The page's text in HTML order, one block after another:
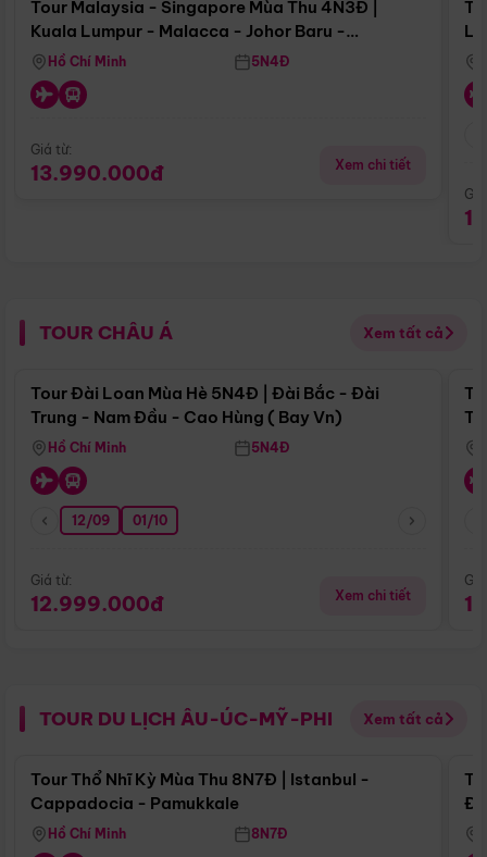
Tour Malaysia - Singapore Mùa Thu 4N3Đ |
Kuala Lumpur - Malacca - Johor Baru -
Singapore
Hồ Chí Minh 5N4Đ
Giá từ:
13.990.000đ Xem chi tiết
TOUR CHÂU Á Xem tất cả
Điểm nổi bật
Tour Đài Loan Mùa Hè 5N4Đ | Đài Bắc - Đài
Trung - Nam Đầu - Cao Hùng ( Bay Vn)
Hồ Chí Minh 5N4Đ
12/09 01/10
Giá từ:
12.999.000đ Xem chi tiết
TOUR DU LỊCH ÂU-ÚC-MỸ-PHI Xem tất cả
Điểm nổi bật
Tour Thổ Nhĩ Kỳ Mùa Thu 8N7Đ | Istanbul -
Cappadocia - Pamukkale
Hồ Chí Minh 8N7Đ